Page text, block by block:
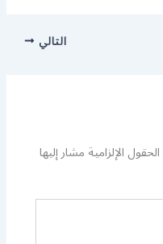
التالي
الحقول الإلزامية مشار إليها